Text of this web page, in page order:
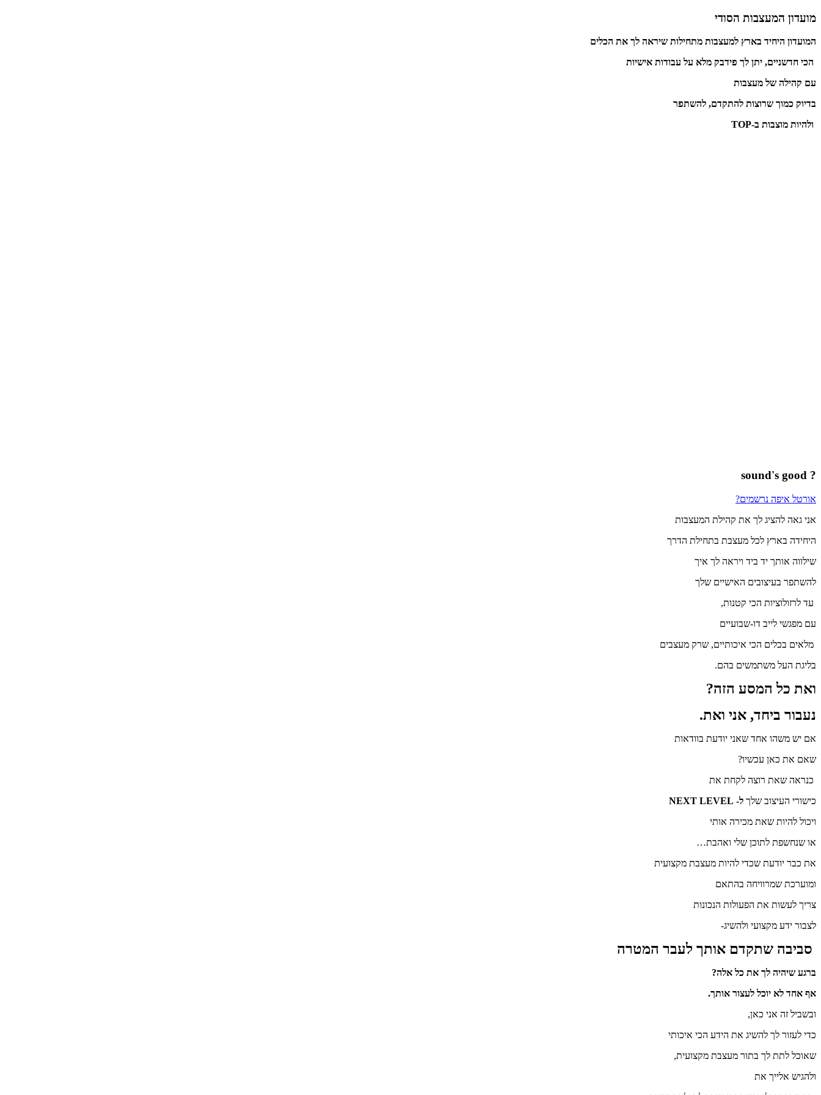
מועדון המעצבות הסודי
המועדון היחיד בארץ למעצבות מתחילות שיראה לך את הכלים
הכי חדשניים, יתן לך פידבק מלא על עבודות אישיות
עם קהילה של מעצבות
בדיוק כמוך שרוצות להתקדם, להשתפר
ולהיות מוצבות ב-TOP
? sound's good
אורטל איפה נרשמים?
אני גאה להציג לך את קהילת המעצבות
היחידה בארץ לכל מעצבת בתחילת הדרך
שילווה אותך יד ביד ויראה לך איך
להשתפר בעיצובים האישיים שלך
עד לרזולוציות הכי קטנות,
עם מפגשי לייב דו-שבועיים
מלאים בכלים הכי איכותיים, שרק מעצבים
בליגת העל משתמשים בהם.
ואת כל המסע הזה?
נעבור ביחד, אני ואת.
אם יש משהו אחד שאני יודעת בוודאות
שאם את כאן עכשיו?
כנראה שאת רוצה לקחת את
כישורי העיצוב שלך ל- NEXT LEVEL
ויכול להיות שאת מכירה אותי
או שנחשפת לתוכן שלי ואהבת…
את כבר יודעת שכדי להיות מעצבת מקצועית
ומוערכת שמרוויחה בהתאם
צריך לעשות את הפעולות הנכונות
לצבור ידע מקצועי ולהשיג-
סביבה שתקדם אותך לעבר המטרה
ברגע שיהיה לך את כל אלה?
אף אחד לא יוכל לעצור אותך.
ובשביל זה אני כאן,
כדי לעזור לך להשיג את הידע הכי איכותי
שאוכל לתת לך בתור מעצבת מקצועית,
ולהגיש אלייך את